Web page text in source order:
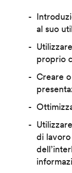
al suo
proprio
Creare
di